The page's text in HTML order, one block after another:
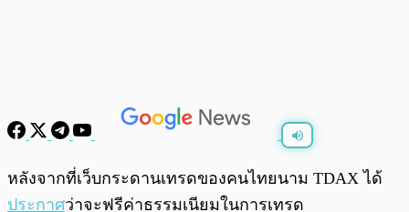
พร้อมเล่น 0:00
หลังจากที่เว็บกระดานเทรดของคนไทยนาม TDAX ได้
ประกาศว่าจะฟรีค่าธรรมเนียมในการเทรด